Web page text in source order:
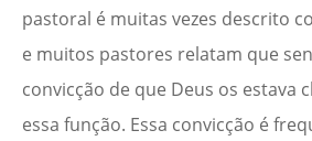
pastoral é muitas vezes descrito
e muitos pastores relatam que
convicção de que Deus os estava
essa função. Essa convicção é